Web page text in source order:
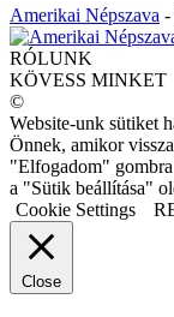
Amerikai Népszava -
RÓLUNK
KÖVESS MINKET
©
Website-unk sütiket
Önnek, amikor
"Elfogadom"
a "Sütik beállítása"
Cookie Settings
Close